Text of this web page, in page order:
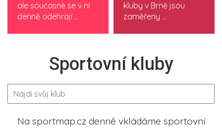
ale současně se v ní
denně odehrají ...
kluby v Brně jsou
zaměřeny ...
Sportovní kluby
Na sportmap.cz denně vkládáme sportovní